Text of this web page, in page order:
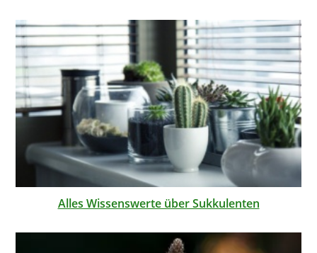
Alles Wissenswerte über Sukkulenten